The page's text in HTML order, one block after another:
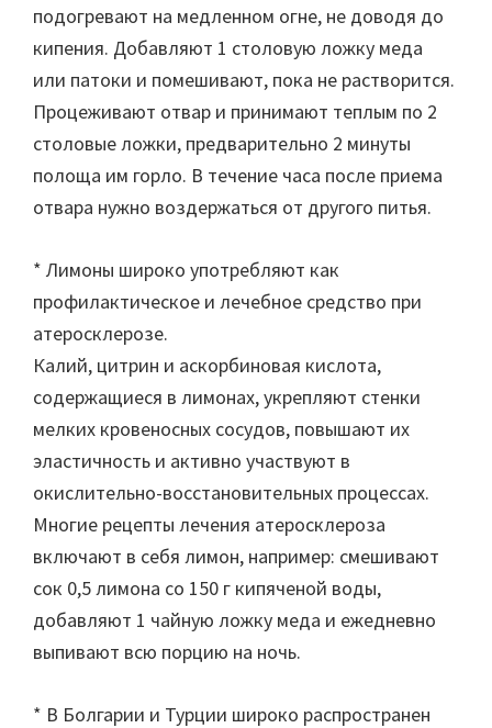
подогревают на медленном огне, не доводя до
кипения. Добавляют 1 столовую ложку меда
или патоки и помешивают, пока не растворится.
Процеживают отвар и принимают теплым по 2
столовые ложки, предварительно 2 минуты
полоща им горло. В течение часа после приема
отвара нужно воздержаться от другого питья.
* Лимоны широко употребляют как
профилактическое и лечебное средство при
атеросклерозе.
Калий, цитрин и аскорбиновая кислота,
содержащиеся в лимонах, укрепляют стенки
мелких кровеносных сосудов, повышают их
эластичность и активно участвуют в
окислительно-восстановительных процессах.
Многие рецепты лечения атеросклероза
включают в себя лимон, например: смешивают
сок 0,5 лимона со 150 г кипяченой воды,
добавляют 1 чайную ложку меда и ежедневно
выпивают всю порцию на ночь.
* В Болгарии и Турции широко распространен